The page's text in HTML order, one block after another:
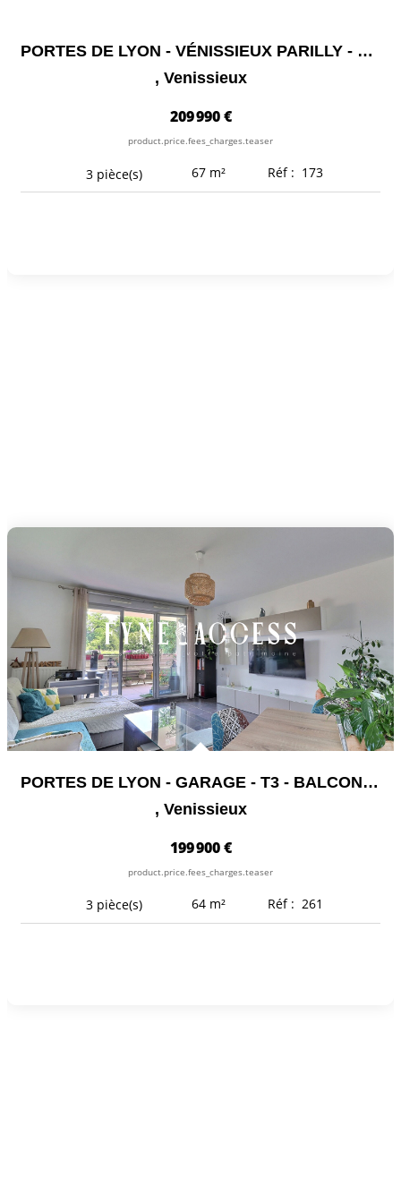
PORTES DE LYON - VÉNISSIEUX PARILLY - LIMITE LYON 8 - T3 -...
, Venissieux
209 990 €
product.price.fees_charges.teaser
3 pièce(s) 67 m² Réf : 173
PORTES DE LYON - GARAGE - T3 - BALCON - RÉSIDENCE MODERNE...
, Venissieux
199 900 €
product.price.fees_charges.teaser
3 pièce(s) 64 m² Réf : 261